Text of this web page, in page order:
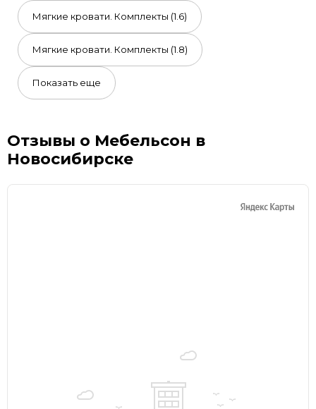
Мягкие кровати. Комплекты (1.6)
Мягкие кровати. Комплекты (1.8)
Показать еще
Отзывы о Мебельсон в
Новосибирске